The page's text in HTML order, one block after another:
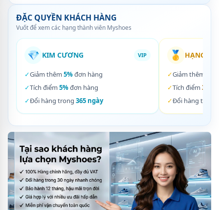
ĐẶC QUYỀN KHÁCH HÀNG
Vuốt để xem các hạng thành viên Myshoes
💎 KIM CƯƠNG VIP
✓Giảm thêm 5%đơn hàng
✓Tích điểm 5%đơn hàng
✓Đổi hàng trong 365 ngày
🥇 HẠNG
✓Giảm thêm
✓Tích điểm 3%
✓Đổi hàng trong